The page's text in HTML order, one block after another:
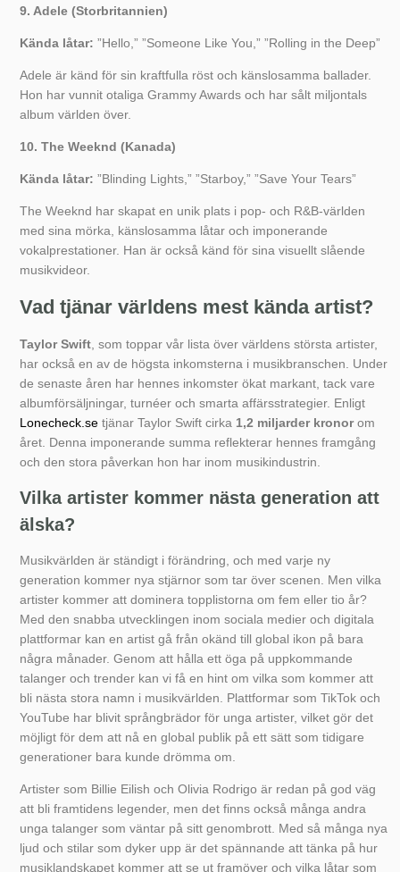
9. Adele (Storbritannien)
Kända låtar: ”Hello,” ”Someone Like You,” ”Rolling in the Deep”
Adele är känd för sin kraftfulla röst och känslosamma ballader.
Hon har vunnit otaliga Grammy Awards och har sålt miljontals
album världen över.
10. The Weeknd (Kanada)
Kända låtar: ”Blinding Lights,” ”Starboy,” ”Save Your Tears”
The Weeknd har skapat en unik plats i pop- och R&B-världen
med sina mörka, känslosamma låtar och imponerande
vokalprestationer. Han är också känd för sina visuellt slående
musikvideor.
Vad tjänar världens mest kända artist?
Taylor Swift, som toppar vår lista över världens största artister,
har också en av de högsta inkomsterna i musikbranschen. Under
de senaste åren har hennes inkomster ökat markant, tack vare
albumförsäljningar, turnéer och smarta affärsstrategier. Enligt
Lonecheck.se tjänar Taylor Swift cirka 1,2 miljarder kronorom
året. Denna imponerande summa reflekterar hennes framgång
och den stora påverkan hon har inom musikindustrin.
Vilka artister kommer nästa generation att
älska?
Musikvärlden är ständigt i förändring, och med varje ny
generation kommer nya stjärnor som tar över scenen. Men vilka
artister kommer att dominera topplistorna om fem eller tio år?
Med den snabba utvecklingen inom sociala medier och digitala
plattformar kan en artist gå från okänd till global ikon på bara
några månader. Genom att hålla ett öga på uppkommande
talanger och trender kan vi få en hint om vilka som kommer att
bli nästa stora namn i musikvärlden. Plattformar som TikTok och
YouTube har blivit språngbrädor för unga artister, vilket gör det
möjligt för dem att nå en global publik på ett sätt som tidigare
generationer bara kunde drömma om.
Artister som Billie Eilish och Olivia Rodrigo är redan på god väg
att bli framtidens legender, men det finns också många andra
unga talanger som väntar på sitt genombrott. Med så många nya
ljud och stilar som dyker upp är det spännande att tänka på hur
musiklandskapet kommer att se ut framöver och vilka låtar som